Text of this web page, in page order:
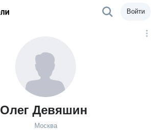
Войти
Олег Девяшин
Москва